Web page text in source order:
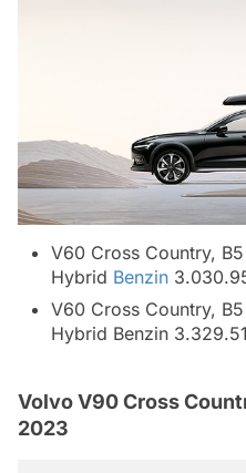
V60 Cross Country,
Hybrid Benzin
V60 Cross Country,
Hybrid Benzin
Volvo V90 Cross
2023